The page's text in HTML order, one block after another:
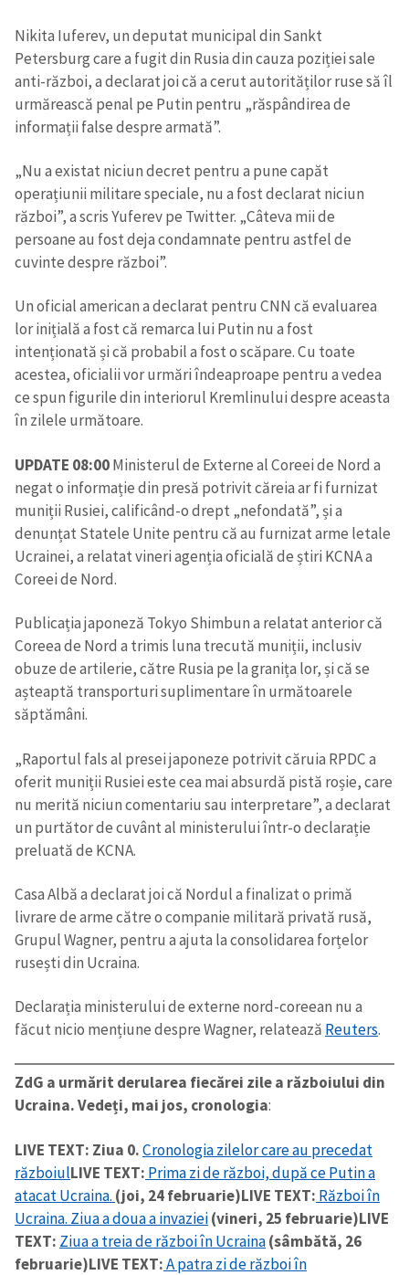
in English
на русском
Nikita Iuferev, un deputat municipal din Sankt
Petersburg care a fugit din Rusia din cauza poziției sale
anti-război, a declarat joi că a cerut autorităților ruse să îl
urmărească penal pe Putin pentru „răspândirea de
informații false despre armată”.
„Nu a existat niciun decret pentru a pune capăt
operațiunii militare speciale, nu a fost declarat niciun
război”, a scris Yuferev pe Twitter. „Câteva mii de
persoane au fost deja condamnate pentru astfel de
cuvinte despre război”.
Un oficial american a declarat pentru CNN că evaluarea
lor inițială a fost că remarca lui Putin nu a fost
intenționată și că probabil a fost o scăpare. Cu toate
acestea, oficialii vor urmări îndeaproape pentru a vedea
ce spun figurile din interiorul Kremlinului despre aceasta
în zilele următoare.
UPDATE 08:00Ministerul de Externe al Coreei de Nord a
negat o informație din presă potrivit căreia ar fi furnizat
muniții Rusiei, calificând-o drept „nefondată”, și a
denunțat Statele Unite pentru că au furnizat arme letale
Ucrainei, a relatat vineri agenția oficială de știri KCNA a
Coreei de Nord.
Publicația japoneză Tokyo Shimbun a relatat anterior că
Coreea de Nord a trimis luna trecută muniții, inclusiv
obuze de artilerie, către Rusia pe la granița lor, și că se
așteaptă transporturi suplimentare în următoarele
săptămâni.
„Raportul fals al presei japoneze potrivit căruia RPDC a
oferit muniții Rusiei este cea mai absurdă pistă roșie, care
nu merită niciun comentariu sau interpretare”, a declarat
un purtător de cuvânt al ministerului într-o declarație
preluată de KCNA.
Casa Albă a declarat joi că Nordul a finalizat o primă
livrare de arme către o companie militară privată rusă,
Grupul Wagner, pentru a ajuta la consolidarea forțelor
rusești din Ucraina.
Declarația ministerului de externe nord-coreean nu a
făcut nicio mențiune despre Wagner, relatează Reuters.
ZdG a urmărit derularea fiecărei zile a războiului din
Ucraina. Vedeți, mai jos, cronologia:
LIVE TEXT: Ziua 0.Cronologia zilelor care au precedat
războiulLIVE TEXT: Prima zi de război, după ce Putin a
atacat Ucraina. (joi, 24 februarie)LIVE TEXT: Război în
Ucraina. Ziua a doua a invaziei(vineri, 25 februarie)LIVE
TEXT: Ziua a treia de război în Ucraina(sâmbătă, 26
februarie)LIVE TEXT:A patra zi de război în